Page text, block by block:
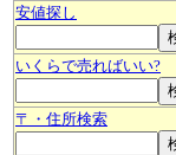
安値探し
いくらで売ればいい?
〒・住所検索